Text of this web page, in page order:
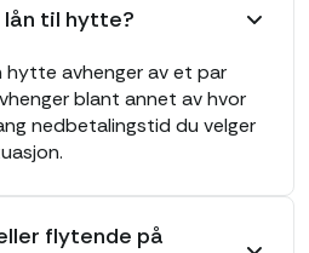
lån til hytte?
hytte avhenger av et par
blant annet av hvor
nedbetalingstid du velger
flytende på